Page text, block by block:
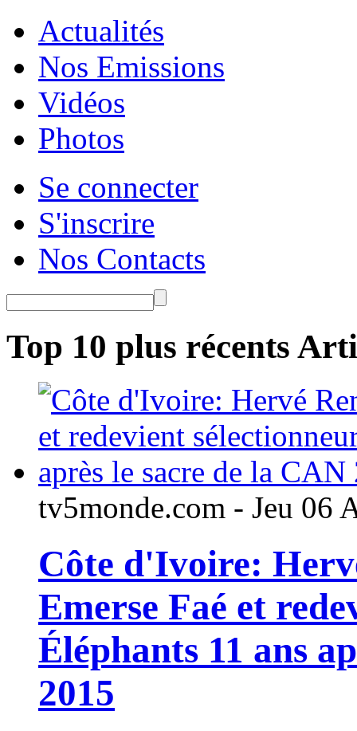
Actualités
Nos Emissions
Vidéos
Photos
Se connecter
S'inscrire
Nos Contacts
Top 10 plus récents
tv5monde.com - Jeu 06
Côte d'Ivoire:
Emerse Faé et
Éléphants 11 ans
2015